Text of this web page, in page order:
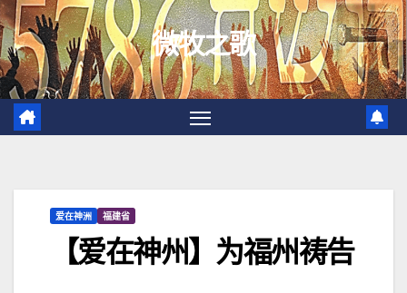
跳
至
内
容
微牧之歌
爱在神洲 福建省
【爱在神州】为福州祷告